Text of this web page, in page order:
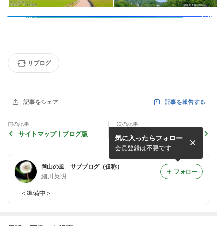
リブログ
記事をシェア 記事を報告する
前の記事
サイトマップ｜ブログ版
次の記事
サイトマップ｜ＨＰ版
（２）
岡山の風 サブブログ（仮称）
細川英明
＜準備中＞
気に入ったらフォロー
会員登録は不要です
フォロー